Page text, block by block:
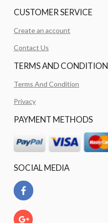
CUSTOMER SERVICE
Create an account
Contact Us
TERMS AND CONDITION
Terms And Condition
Privacy
PAYMENT METHODS
SOCIAL MEDIA